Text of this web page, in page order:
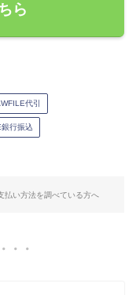
ら
代引
行振込
払い方法を調べている方へ